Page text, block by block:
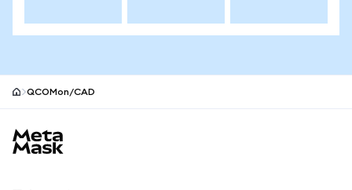
QCOMon/CAD